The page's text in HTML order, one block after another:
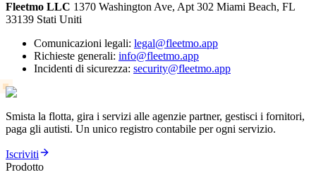
Fleetmo LLC 1370 Washington Ave, Apt 302 Miami Beach, FL
33139 Stati Uniti
Comunicazioni legali: legal@fleetmo.app
Richieste generali: info@fleetmo.app
Incidenti di sicurezza: security@fleetmo.app
Smista la flotta, gira i servizi alle agenzie partner, gestisci i fornitori,
paga gli autisti. Un unico registro contabile per ogni servizio.
Iscriviti
Prodotto